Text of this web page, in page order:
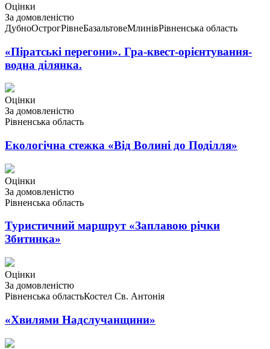
Оцінки
За домовленістю
ДубноОстрогРівнеБазальтовеМлинівРівненська область
«Піратські перегони». Гра-квест-орієнтування-
водна ділянка.
Оцінки
За домовленістю
Рівненська область
Екологічна стежка «Від Волині до Поділля»
Оцінки
За домовленістю
Рівненська область
Туристичний маршрут «Заплавою річки
Збитинка»
Оцінки
За домовленістю
Рівненська областьКостел Св. Антонія
«Хвилями Надслучанщини»